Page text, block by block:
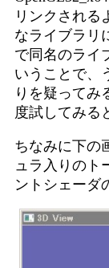
リンクされる
なライブラリ
で同名のライ
いうことで、
りを疑ってみ
度試してみる
ちなみに下の
ュラ入りのト
ントシェーダ